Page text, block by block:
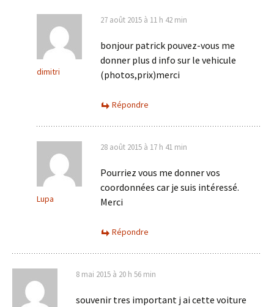
dimitri
27 août 2015 à 11 h 42 min
bonjour patrick pouvez-vous me
donner plus d info sur le vehicule
(photos,prix)merci
Répondre
Lupa
28 août 2015 à 17 h 41 min
Pourriez vous me donner vos
coordonnées car je suis intéressé.
Merci
Répondre
8 mai 2015 à 20 h 56 min
souvenir tres important j ai cette voiture